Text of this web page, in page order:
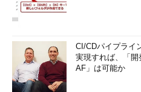
CI/CDパイプライ
実現すれば、「
AF」は可能か